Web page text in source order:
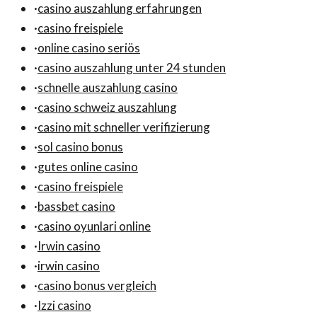
·casino auszahlung erfahrungen
·casino freispiele
·online casino seriös
·casino auszahlung unter 24 stunden
·schnelle auszahlung casino
·casino schweiz auszahlung
·casino mit schneller verifizierung
·sol casino bonus
·gutes online casino
·casino freispiele
·bassbet casino
·casino oyunlari online
·Irwin casino
·irwin casino
·casino bonus vergleich
·Izzi casino